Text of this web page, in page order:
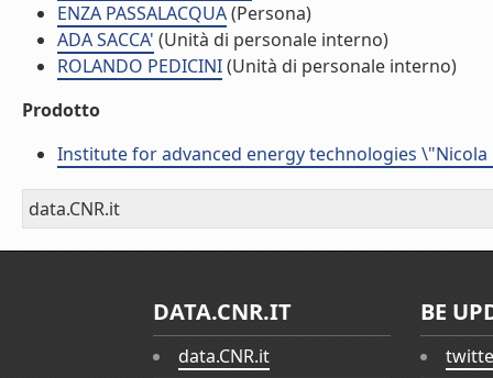
ENZA PASSALACQUA(Persona)
ADA SACCA' (Unità di personale interno)
ROLANDO PEDICINI(Unità di personale interno)
Prodotto
Institute for advanced energy technologies \"Nicola
data.CNR.it
DATA.CNR.IT
data.CNR.it
BE